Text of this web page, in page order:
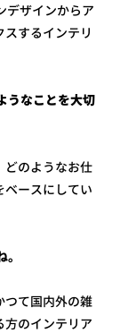
デザインからア
するインテリ
うなことを大切
どのようなお仕
ベースにしてい
つて国内外の雑
方のインテリア